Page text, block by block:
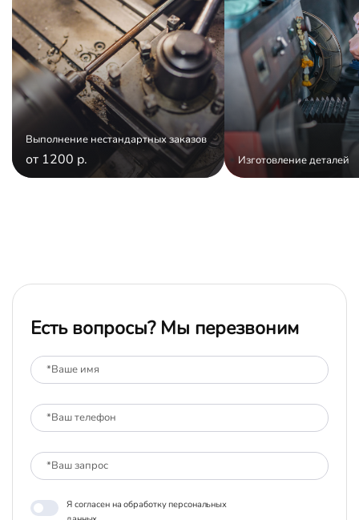
Выполнение нестандартных заказов
от 1200 р. Изготовление деталей
Есть вопросы? Мы перезвоним
Я согласен на обработку персональных